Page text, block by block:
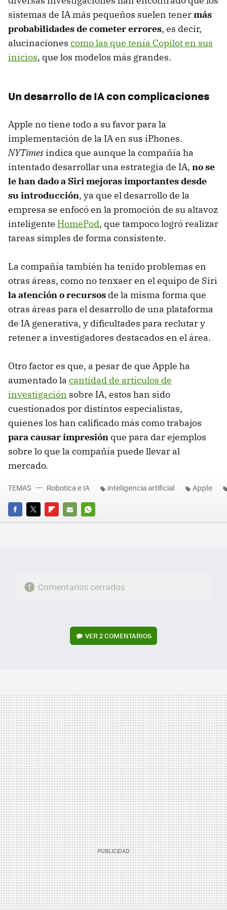
sistemas de IA más pequeños suelen tenermás
probabilidades de cometer errores, es decir,
alucinaciones como las que tenía Copilot en sus
inicios, que los modelos más grandes.
Un desarrollo de IA con complicaciones
Apple no tiene todo a su favor para la
implementación de la IA en sus iPhones.
NYTimes indica que aunque la compañía ha
intentado desarrollar una estrategia de IA, no se
le han dado a Siri mejoras importantes desde
su introducción, ya que el desarrollo de la
empresa se enfocó en la promoción de su altavoz
inteligente HomePod, que tampoco logró realizar
tareas simples de forma consistente.
La compañía también ha tenido problemas en
otras áreas, como no tenxaer en el equipo de Siri
la atención o recursos de la misma forma que
otras áreas para el desarrollo de una plataforma
de IA generativa, y dificultades para reclutar y
retener a investigadores destacados en el área.
Otro factor es que, a pesar de que Apple ha
aumentado la cantidad de artículos de
investigación sobre IA, estos han sido
cuestionados por distintos especialistas,
quienes los han calificado más como trabajos
para causar impresión que para dar ejemplos
sobre lo que la compañía puede llevar al
mercado.
FACEBOOK
TWITTERFLIPBOARD
E-
WHATSAPP
TEMAS Robotica e IA inteligencia artificial Apple
Comentarios cerrados
VER2 COMENTARIOS